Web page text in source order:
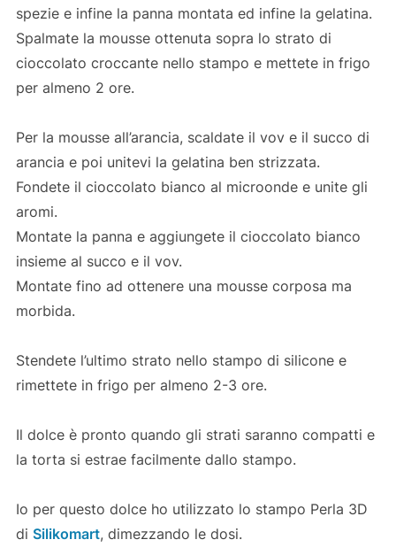
spezie e infine la panna montata ed infine la gelatina.
Spalmate la mousse ottenuta sopra lo strato di
cioccolato croccante nello stampo e mettete in frigo
per almeno 2 ore.
Per la mousse all’arancia, scaldate il vov e il succo di
arancia e poi unitevi la gelatina ben strizzata.
Fondete il cioccolato bianco al microonde e unite gli
aromi.
Montate la panna e aggiungete il cioccolato bianco
insieme al succo e il vov.
Montate fino ad ottenere una mousse corposa ma
morbida.
Stendete l’ultimo strato nello stampo di silicone e
rimettete in frigo per almeno 2-3 ore.
Il dolce è pronto quando gli strati saranno compatti e
la torta si estrae facilmente dallo stampo.
Io per questo dolce ho utilizzato lo stampo Perla 3D
di Silikomart, dimezzando le dosi.